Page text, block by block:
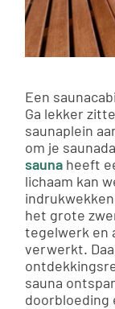
Een
Ga lekker
saunaplein
om je
sauna heeft
lichaam kan
het grote
tegelwerk en
verwerkt.
sauna
doorbloeding